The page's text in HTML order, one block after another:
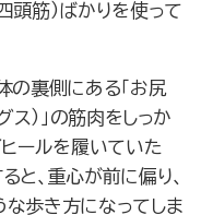
頭筋）ばかりを使って
の裏側にある「お尻
ス）」の筋肉をしっか
ヒールを履いていた
と、重心が前に偏り、
な歩き方になってしま